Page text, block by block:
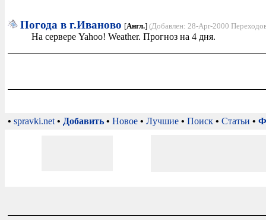
Погода в г.Иваново [Англ.] (Добавлен: 28-Apr-2000
На сервере Yahoo! Weather. Прогноз на 4 дня.
• spravki.net • Добавить • Новое • Лучшие • Поиск • Статьи •